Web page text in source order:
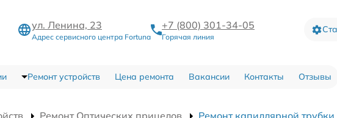
ул. Ленина, 23
Адрес сервисного центра Fortuna
+7 (800) 301-34-05
Горячая линия
Ремонт устройств Цена ремонта Вакансии Контакты Отзывы
Ремонт Оптических прицелов Ремонт капиллярной трубки